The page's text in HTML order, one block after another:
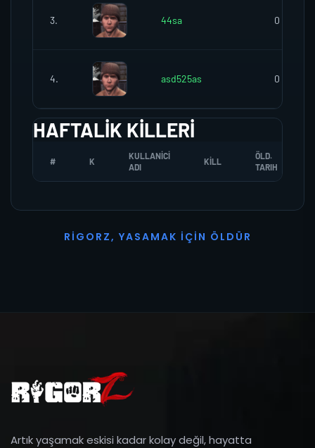
3. 44sa 0
4. asd525as 0
HAFTALIK KILLERI
# K
KULLANICI
ADI
KILL
ÖLD.
TARIH
R I G O R Z, YASAMAK İ ÇI N Ö L D Ü R
Artık yaşamak eskisi kadar kolay değil, hayatta